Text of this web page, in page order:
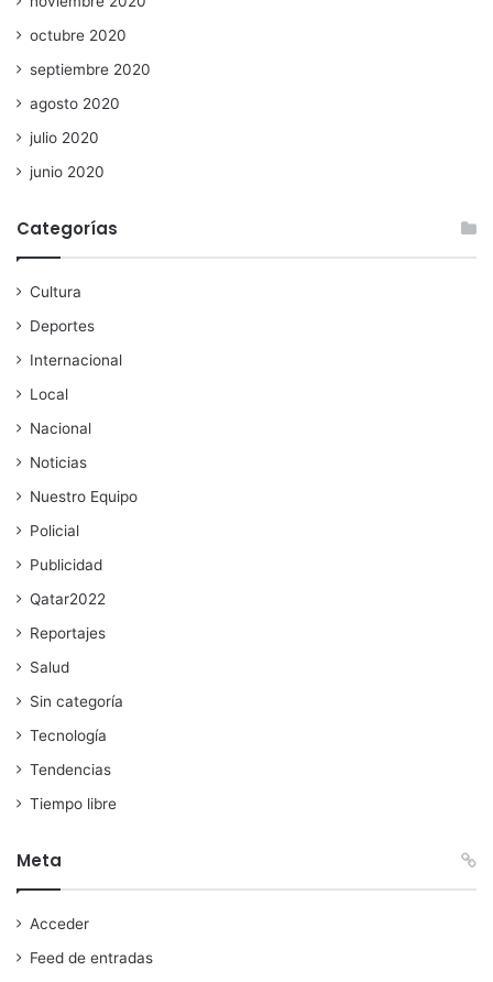
octubre 2020
septiembre 2020
agosto 2020
julio 2020
junio 2020
Categorías
Cultura
Deportes
Internacional
Local
Nacional
Noticias
Nuestro Equipo
Policial
Publicidad
Qatar2022
Reportajes
Salud
Sin categoría
Tecnología
Tendencias
Tiempo libre
Meta
Acceder
Feed de entradas